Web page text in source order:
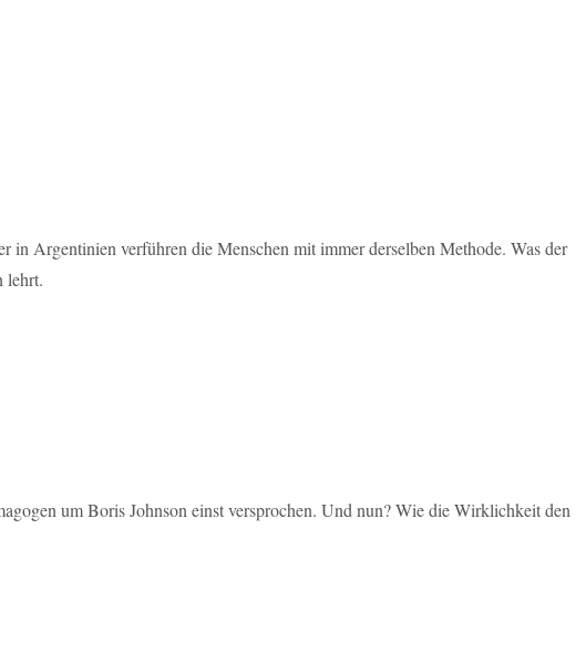
in Argentinien verführen die Menschen mit immer derselben Methode. Was der
lehrt.
um Boris Johnson einst versprochen. Und nun? Wie die Wirklichkeit den